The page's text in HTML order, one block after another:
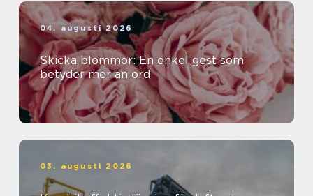
04. augusti 2026
Skicka blommor: En enkel gest som
betyder mer än ord
03. augusti 2026